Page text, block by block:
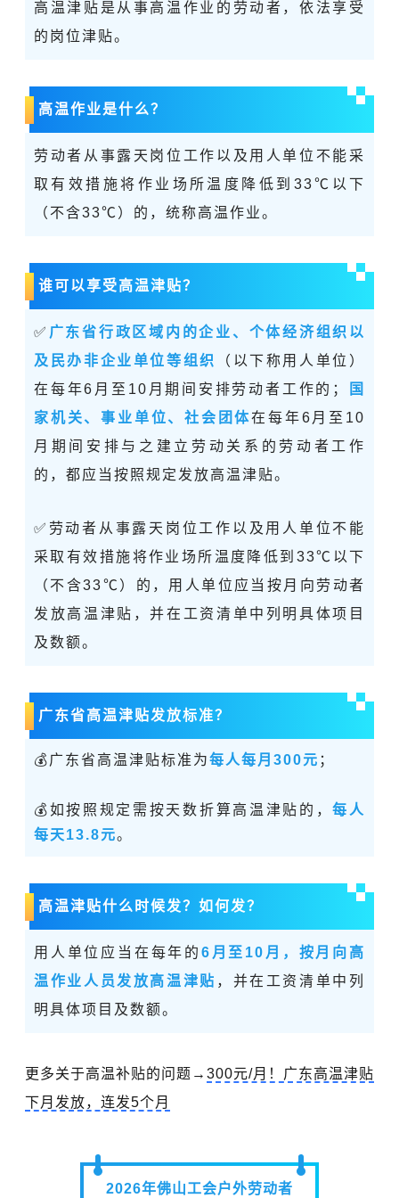
高温津贴是从事高温作业的劳动者，依法享受
的岗位津贴。
高温作业是什么？
劳动者从事露天岗位工作以及用人单位不能采
取有效措施将作业场所温度降低到33℃以下
（不含33℃）的，统称高温作业。
谁可以享受高温津贴？
✅ 广东省行政区域内的企业、个体经济组织以
及民办非企业单位等组织
（以下称用人单位）
在每年6月至10月期间安排劳动者工作的；
国
家机关、事业单位、社会团体在每年6月至10
月期间安排与之建立劳动关系的劳动者工作
的，都应当按照规定发放高温津贴。
✅劳动者从事露天岗位工作以及用人单位不能
采取有效措施将作业场所温度降低到33℃以下
（不含33℃）的，用人单位应当按月向劳动者
发放高温津贴，并在工资清单中列明具体项目
及数额。
广东省高温津贴发放标准？
💰广东省高温津贴标准为每人每月300元 ；
💰如按照规定需按天数折算高温津贴的，每人
每天13.8元。
高温津贴什么时候发？如何发？
用人单位应当在每年的 6月至10月，按月向高
温作业人员发放高温津贴 ，并在工资清单中列
明具体项目及数额。
更多关于高温补贴的问题→ 300元/月！广东高温津贴
下月发放，连发5个月
2026年佛山工会户外劳动者